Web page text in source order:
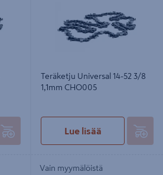
Teräketju Universal 14-52 3/8
1,1mm CHO005
Lue lisää
Vain myymälöistä